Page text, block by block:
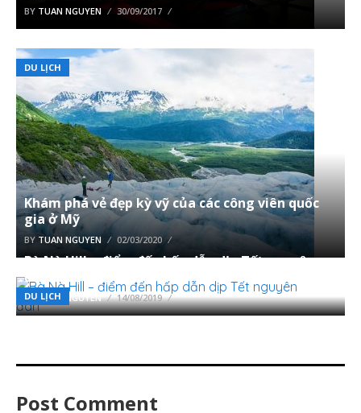
BY TUAN NGUYEN 30/09/2017
DU LỊCH
Khám phá vẻ đẹp kỳ vỹ của các công viên quốc
gia ở Mỹ
BY TUAN NGUYEN 02/03/2020
DU LỊCH
Bà Nà Hill – điểm đến hấp dẫn dịp Tết nguyên
đán
BY TUAN NGUYEN 14/08/2019
Post Comment